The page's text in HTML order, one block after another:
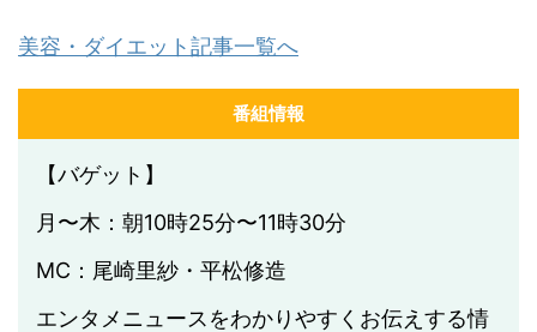
美容・ダイエット記事一覧へ
番組情報
【バゲット】
月〜木：朝10時25分〜11時30分
MC：尾崎里紗・平松修造
エンタメニュースをわかりやすくお伝えする情